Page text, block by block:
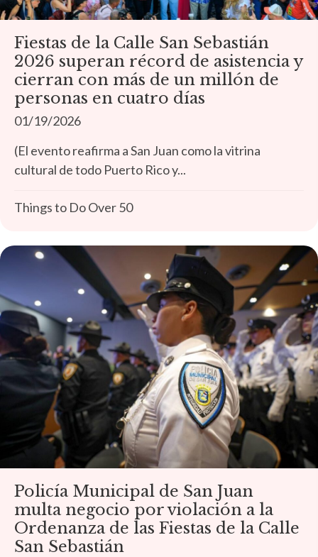
Fiestas de la Calle San Sebastián
2026 superan récord de asistencia y
cierran con más de un millón de
personas en cuatro días
01/19/2026
(El evento reafirma a San Juan como la vitrina
cultural de todo Puerto Rico y...
Things to Do Over 50
Policía Municipal de San Juan
multa negocio por violación a la
Ordenanza de las Fiestas de la Calle
San Sebastián